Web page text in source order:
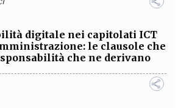
digitale nei capitolati ICT
le clausole che
che ne derivano